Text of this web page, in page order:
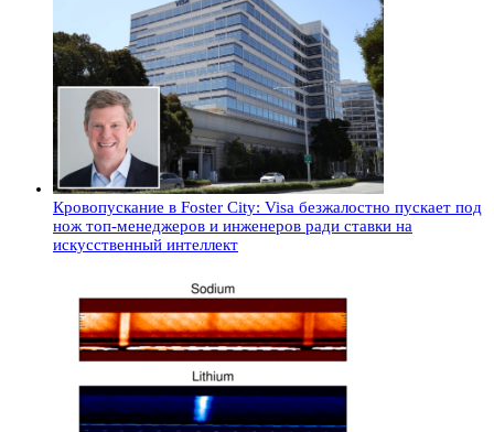
Кровопускание в Foster City: Visa безжалостно пускает под
нож топ-менеджеров и инженеров ради ставки на
искусственный интеллект